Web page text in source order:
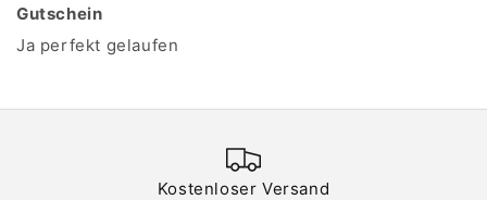
Gutschein
Ja perfekt gelaufen
Kostenloser Versand